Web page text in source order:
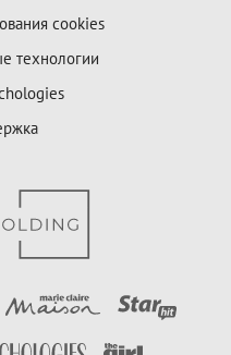
cookies
технологии